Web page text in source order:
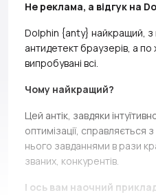
Не реклама, а відгук на
Dolphin {anty} найкращий, з
антидетект браузерів, а
випробувані всі.
Чому найкращий?
Цей антік, завдяки
оптимізації, справляється
нього завданнями в рази
званих, конкурентів.
І ось вам наочний